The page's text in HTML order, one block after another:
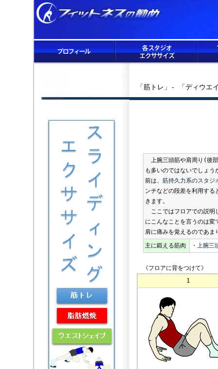
「筋トレ」- 「ディウエ
上腕三頭筋や肩周り(後
も多いのではないでしょ
前は、 筋持久力系のスタジ
ンチなどの段差を利用する
きます。
ここではフロアでの説明
にこんなことを言うのは変
肩に痛みを覚えるのであま
主に鍛える筋肉
・ 上腕三
《フロアに背をつけて》
1